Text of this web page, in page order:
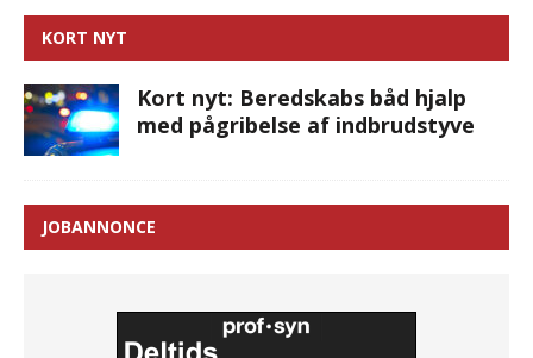
KORT NYT
Kort nyt: Beredskabs båd hjalp
med pågribelse af indbrudstyve
JOBANNONCE